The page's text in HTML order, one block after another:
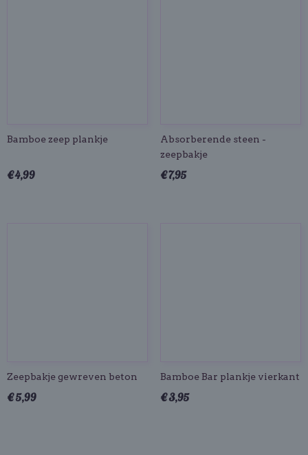
Bamboe zeep plankje
€ 4,99
Absorberende steen -
zeepbakje
€ 7,95
Zeepbakje gewreven beton
€ 5,99
Bamboe Bar plankje vierkant
€ 3,95